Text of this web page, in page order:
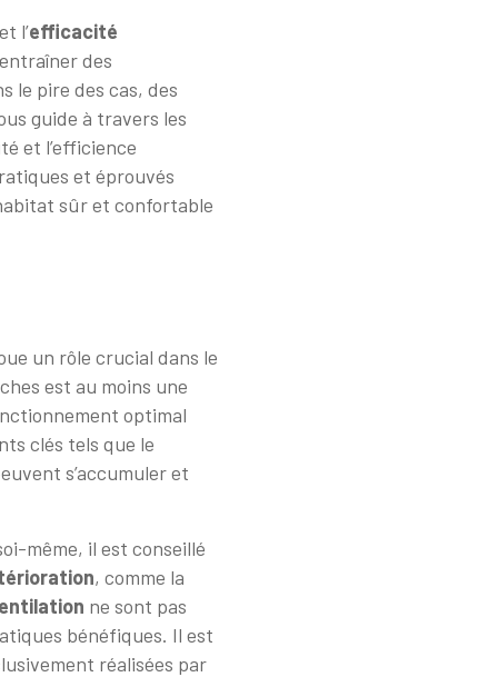
l’efficacité
des
le pire des cas, des
guide à travers les
et l’efficience
et éprouvés
sûr et confortable
un rôle crucial dans le
est au moins une
optimal
clés tels que le
s’accumuler et
même, il est conseillé
, comme la
ne sont pas
bénéfiques. Il est
réalisées par